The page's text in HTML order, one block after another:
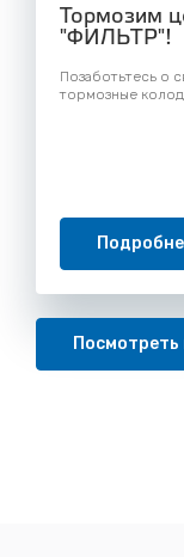
Тормозим
"ФИЛЬТР"!
Позаботьтесь о
тормозные
Посмотреть